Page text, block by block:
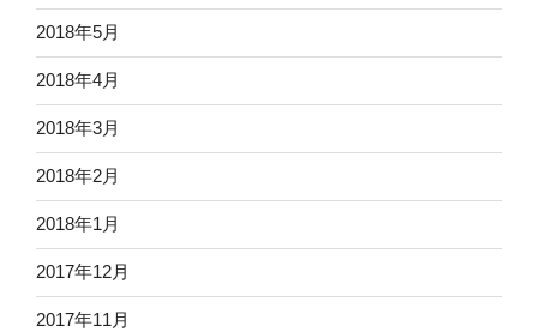
2018年5月
2018年4月
2018年3月
2018年2月
2018年1月
2017年12月
2017年11月